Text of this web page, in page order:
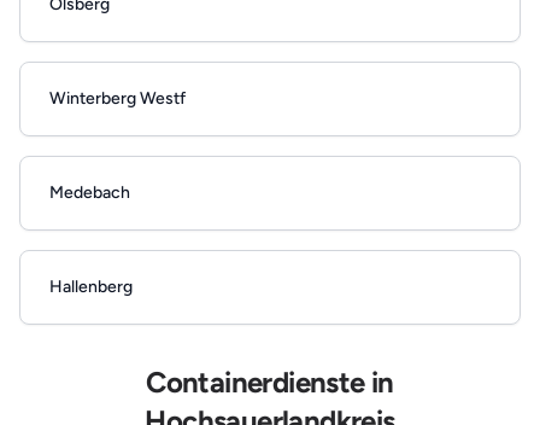
Olsberg
Winterberg Westf
Medebach
Hallenberg
Containerdienste in